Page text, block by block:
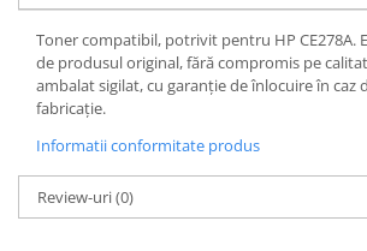
Toner compatibil, potrivit pentru HP CE278A.
de produsul original, fără compromis pe
ambalat sigilat, cu garanție de înlocuire în caz
fabricație.
Informatii conformitate produs
Review-uri(0)